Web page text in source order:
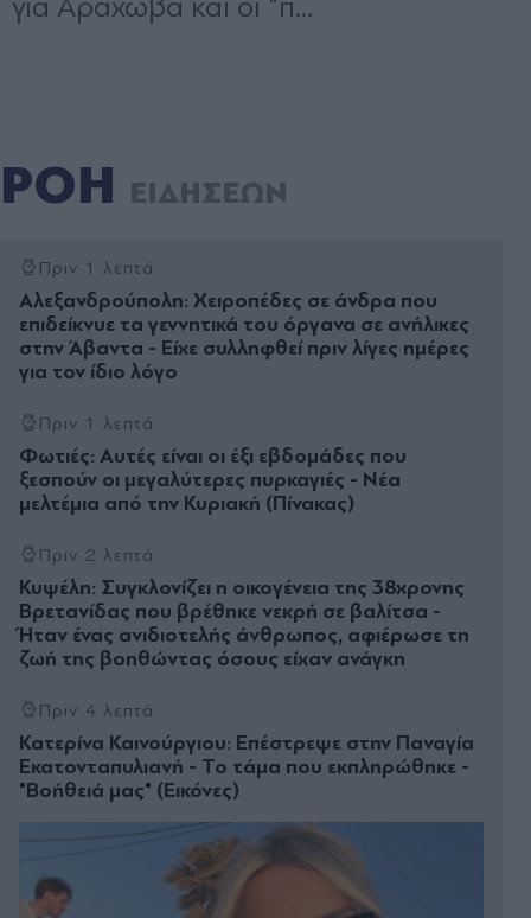
ΡΟΗ ΕΙΔΗΣΕΩΝ
Πριν 1 λεπτά
Αλεξανδρούπολη: Χειροπέδες σε άνδρα που
επιδείκνυε τα γεννητικά του όργανα σε ανήλικες
στην Άβαντα - Eίχε συλληφθεί πριν λίγες ημέρες
για τον ίδιο λόγο
Πριν 1 λεπτά
Φωτιές: Αυτές είναι οι έξι εβδομάδες που
ξεσπούν οι μεγαλύτερες πυρκαγιές - Νέα
μελτέμια από την Κυριακή (Πίνακας)
Πριν 2 λεπτά
Κυψέλη: Συγκλονίζει η οικογένεια της 38χρονης
Βρετανίδας που βρέθηκε νεκρή σε βαλίτσα -
Ήταν ένας ανιδιοτελής άνθρωπος, αφιέρωσε τη
ζωή της βοηθώντας όσους είχαν ανάγκη
Πριν 4 λεπτά
Κατερίνα Καινούργιου: Επέστρεψε στην Παναγία
Εκατονταπυλιανή - Το τάμα που εκπληρώθηκε -
"Βοήθειά μας" (Εικόνες)